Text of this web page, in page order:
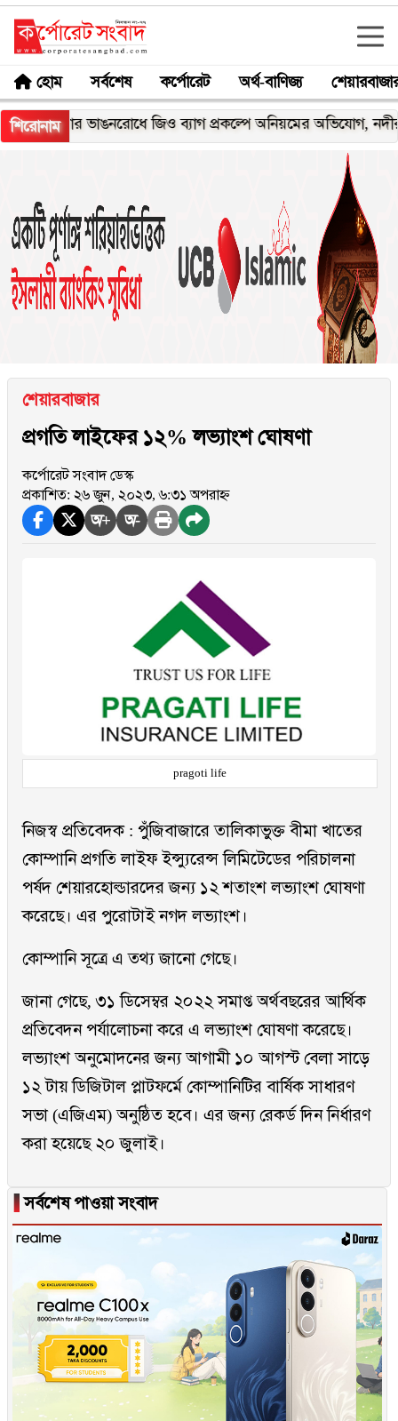
হোম সর্বশেষ কর্পোরেট অর্থ-বাণিজ্য
শিরোনামভাঙনরোধে জিও ব্যাগ প্রকল্পে অনিয়মের অভিযোগ, নদীরকূলে
শেয়ারবাজার
প্রগতি লাইফের ১২% লভ্যাংশ ঘোষণা
কর্পোরেট সংবাদ ডেস্ক
প্রকাশিত: ২৬ জুন, ২০২৩, ৬:৩১ অপরাহ্ন
অ+ অ-
pragoti life
নিজস্ব প্রতিবেদক : পুঁজিবাজারে তালিকাভুক্ত বীমা খাতের
কোম্পানি প্রগতি লাইফ ইন্স্যুরেন্স লিমিটেডের পরিচালনা
পর্ষদ শেয়ারহোল্ডারদের জন্য ১২ শতাংশ লভ্যাংশ ঘোষণা
করেছে। এর পুরোটাই নগদ লভ্যাংশ।
কোম্পানি সূত্রে এ তথ্য জানো গেছে।
জানা গেছে, ৩১ ডিসেম্বর ২০২২ সমাপ্ত অর্থবছরের আর্থিক
প্রতিবেদন পর্যালোচনা করে এ লভ্যাংশ ঘোষণা করেছে।
লভ্যাংশ অনুমোদনের জন্য আগামী ১০ আগস্ট বেলা সাড়ে
১২ টায় ডিজিটাল প্লাটফর্মে কোম্পানিটির বার্ষিক সাধারণ
সভা (এজিএম) অনুষ্ঠিত হবে। এর জন্য রেকর্ড দিন নির্ধারণ
করা হয়েছে ২০ জুলাই।
▐সর্বশেষ পাওয়া সংবাদ